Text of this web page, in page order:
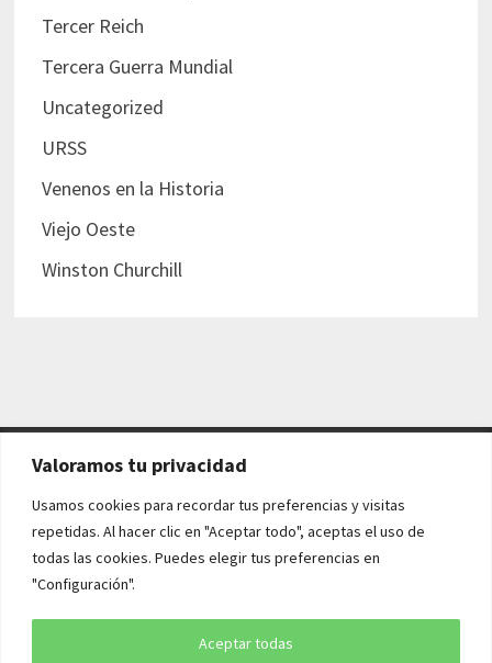
Valoramos tu privacidad
Usamos cookies para recordar tus preferencias y visitas
repetidas. Al hacer clic en "Aceptar todo", aceptas el uso de
todas las cookies. Puedes elegir tus preferencias en
"Configuración".
Aceptar todas
Tercer Reich
Tercera Guerra Mundial
Uncategorized
URSS
Venenos en la Historia
Viejo Oeste
Winston Churchill
AVISO LEGAL Y POLÍTICAS
Aviso legal
Política de cookies